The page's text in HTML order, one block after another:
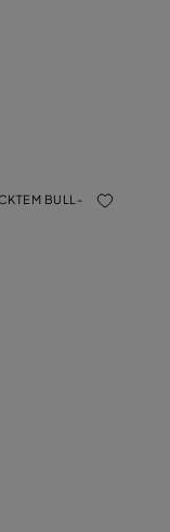
BULL-